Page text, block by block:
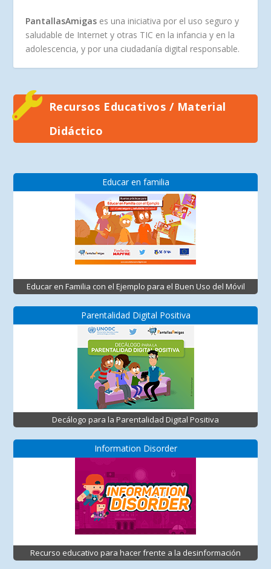
PantallasAmigas es una iniciativa por el uso seguro y
saludable de Internet y otras TIC en la infancia y en la
adolescencia, y por una ciudadanía digital responsable.
Recursos Educativos / Material
Didáctico
Educar en familia
Educar en Familia con el Ejemplo para el Buen Uso del Móvil
Parentalidad Digital Positiva
Decálogo para la Parentalidad Digital Positiva
Information Disorder
Recurso educativo para hacer frente a la desinformación